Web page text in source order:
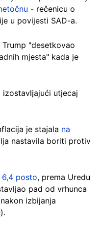
- rečenicu o
u povijesti SAD-a.
"desetkovao
mjesta" kada je
izostavljajući utjecaj
je stajala na
nastavila boriti protiv
posto, prema Uredu
pad od vrhunca
izbijanja
).